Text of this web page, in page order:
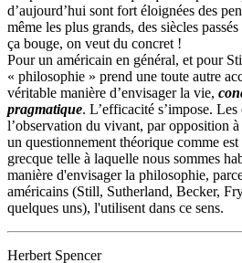
d’aujourd’hui sont fort éloignées des
même les plus grands, des siècles
ça bouge, on veut du concret !
Pour un américain en général, et pour
« philosophie » prend une toute autre
véritable manière d’envisager la vie,
pragmatique. L’efficacité s’impose.
l’observation du vivant, par opposition
un questionnement théorique comme
grecque telle à laquelle nous sommes
manière d'envisager la philosophie,
américains (Still, Sutherland, Becker,
quelques uns), l'utilisent dans ce sens.
Herbert Spencer